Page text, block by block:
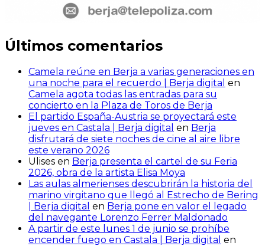
Últimos comentarios
Camela reúne en Berja a varias generaciones en
una noche para el recuerdo | Berja digital en
Camela agota todas las entradas para su
concierto en la Plaza de Toros de Berja
El partido España-Austria se proyectará este
jueves en Castala | Berja digital en Berja
disfrutará de siete noches de cine al aire libre
este verano 2026
Ulises en Berja presenta el cartel de su Feria
2026, obra de la artista Elisa Moya
Las aulas almerienses descubrirán la historia del
marino virgitano que llegó al Estrecho de Bering
| Berja digital en Berja pone en valor el legado
del navegante Lorenzo Ferrer Maldonado
A partir de este lunes 1 de junio se prohíbe
encender fuego en Castala | Berja digital en